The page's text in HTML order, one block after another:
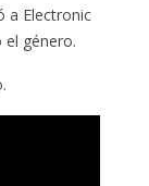
a Electronic
género.